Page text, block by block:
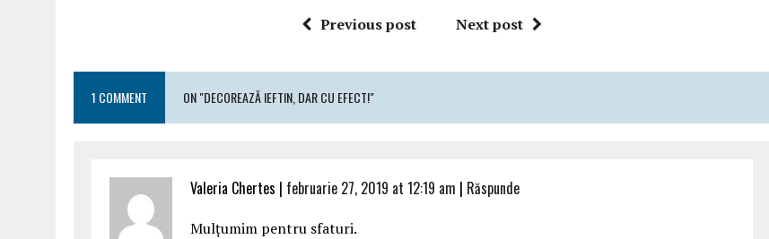
Previous post Next post
1 COMMENT ON "DECOREAZĂ IEFTIN, DAR CU EFECT!"
Valeria Chertes | februarie 27, 2019 at 12:19 am | Răspunde
Mulțumim pentru sfaturi.